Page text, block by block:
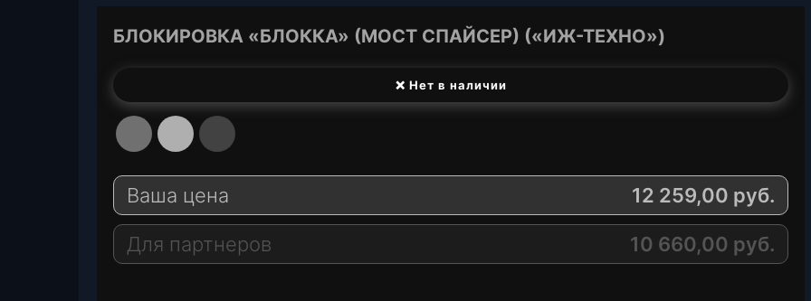
БЛОКИРОВКА «БЛОККА» (МОСТ СПАЙСЕР) («ИЖ-ТЕХНО»)
❌ Нет в наличии
l
e
a
t
M
a
Ваша цена 12 259,00 руб.
Для партнеров 10 660,00 руб.